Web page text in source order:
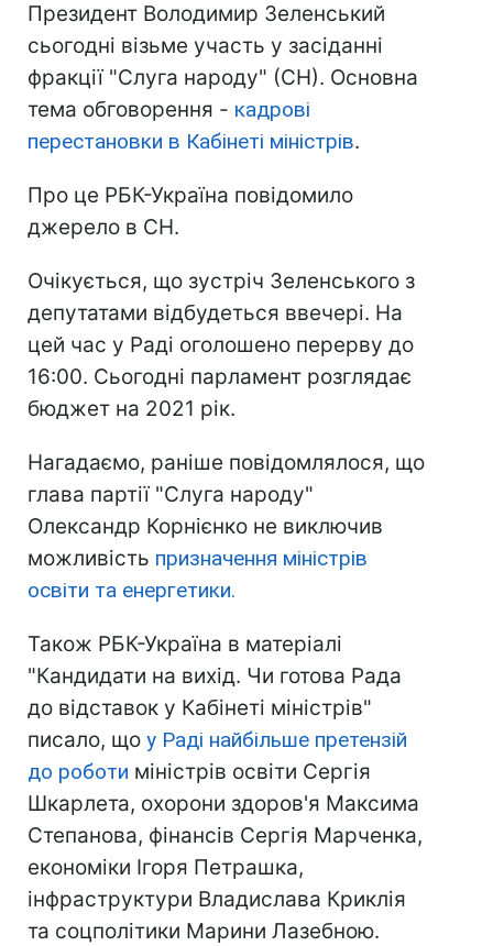
Президент Володимир Зеленський
сьогодні візьме участь у засіданні
фракції "Слуга народу" (СН). Основна
тема обговорення - кадрові
перестановки в Кабінеті міністрів.
Про це РБК-Україна повідомило
джерело в СН.
Очікується, що зустріч Зеленського з
депутатами відбудеться ввечері. На
цей час у Раді оголошено перерву до
16:00. Сьогодні парламент розглядає
бюджет на 2021 рік.
Нагадаємо, раніше повідомлялося, що
глава партії "Слуга народу"
Олександр Корнієнко не виключив
можливість призначення міністрів
освіти та енергетики.
Також РБК-Україна в матеріалі
"Кандидати на вихід. Чи готова Рада
до відставок у Кабінеті міністрів"
писало, що у Раді найбільше претензій
до роботи міністрів освіти Сергія
Шкарлета, охорони здоров'я Максима
Степанова, фінансів Сергія Марченка,
економіки Ігоря Петрашка,
інфраструктури Владислава Криклія
та соцполітики Марини Лазебною.